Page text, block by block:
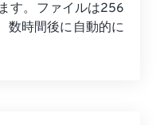
す。ファイルは256
数時間後に自動的に